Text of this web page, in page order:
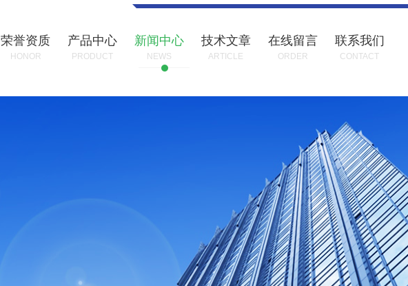
荣誉资质
HONOR
产品中心
PRODUCT
新闻中心
NEWS
技术文章
ARTICLE
在线留言
ORDER
联系我们
CONTACT